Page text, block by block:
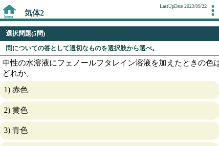
LastUpDate 2023/09/22
気体2
選択問題(5問)
問についての答として適切なものを選択肢から選べ。
中性の水溶液にフェノールフタレイン溶液を加えたときの色
どれか。
1) 赤色
2) 黄色
3) 青色